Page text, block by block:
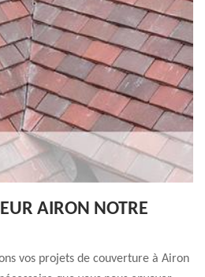
AIRON NOTRE
vos projets de couverture à Airon